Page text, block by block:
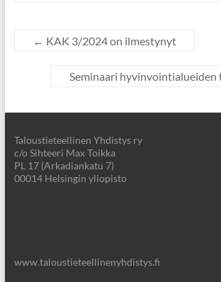
← KAK 3/2024 on ilmestynyt
Seminaari hyvinvointialueiden
Taloustieteellinen Yhdistys ry
c/o Sihteeri Max Toikka
PL 17 (Arkadiankatu 7)
00014 Helsingin yliopisto
www.taloustieteellinenyhdistys.fi